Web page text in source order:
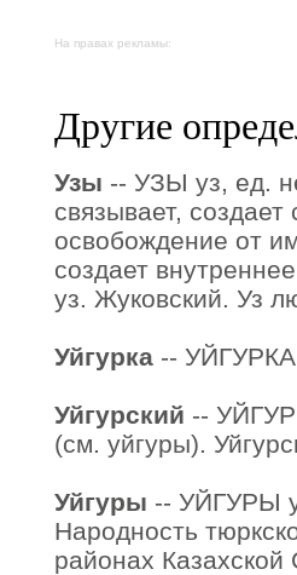
На правах рекламы:
Другие
Узы -- УЗЫ уз, ед.
связывает,
освобождение от
создает
уз. Жуковский. Уз
Уйгурка -- УЙГУРКА
Уйгурский --
(см. уйгуры).
Уйгуры -- УЙГУРЫ
Народность
районах